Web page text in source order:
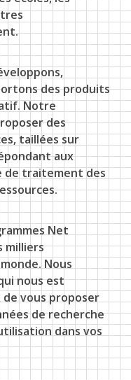
NOUVELLES
des produits
Notre
des
taillées sur
aux
de traitement des
Net
milliers
Nous
nous est
vous proposer
de recherche
dans vos